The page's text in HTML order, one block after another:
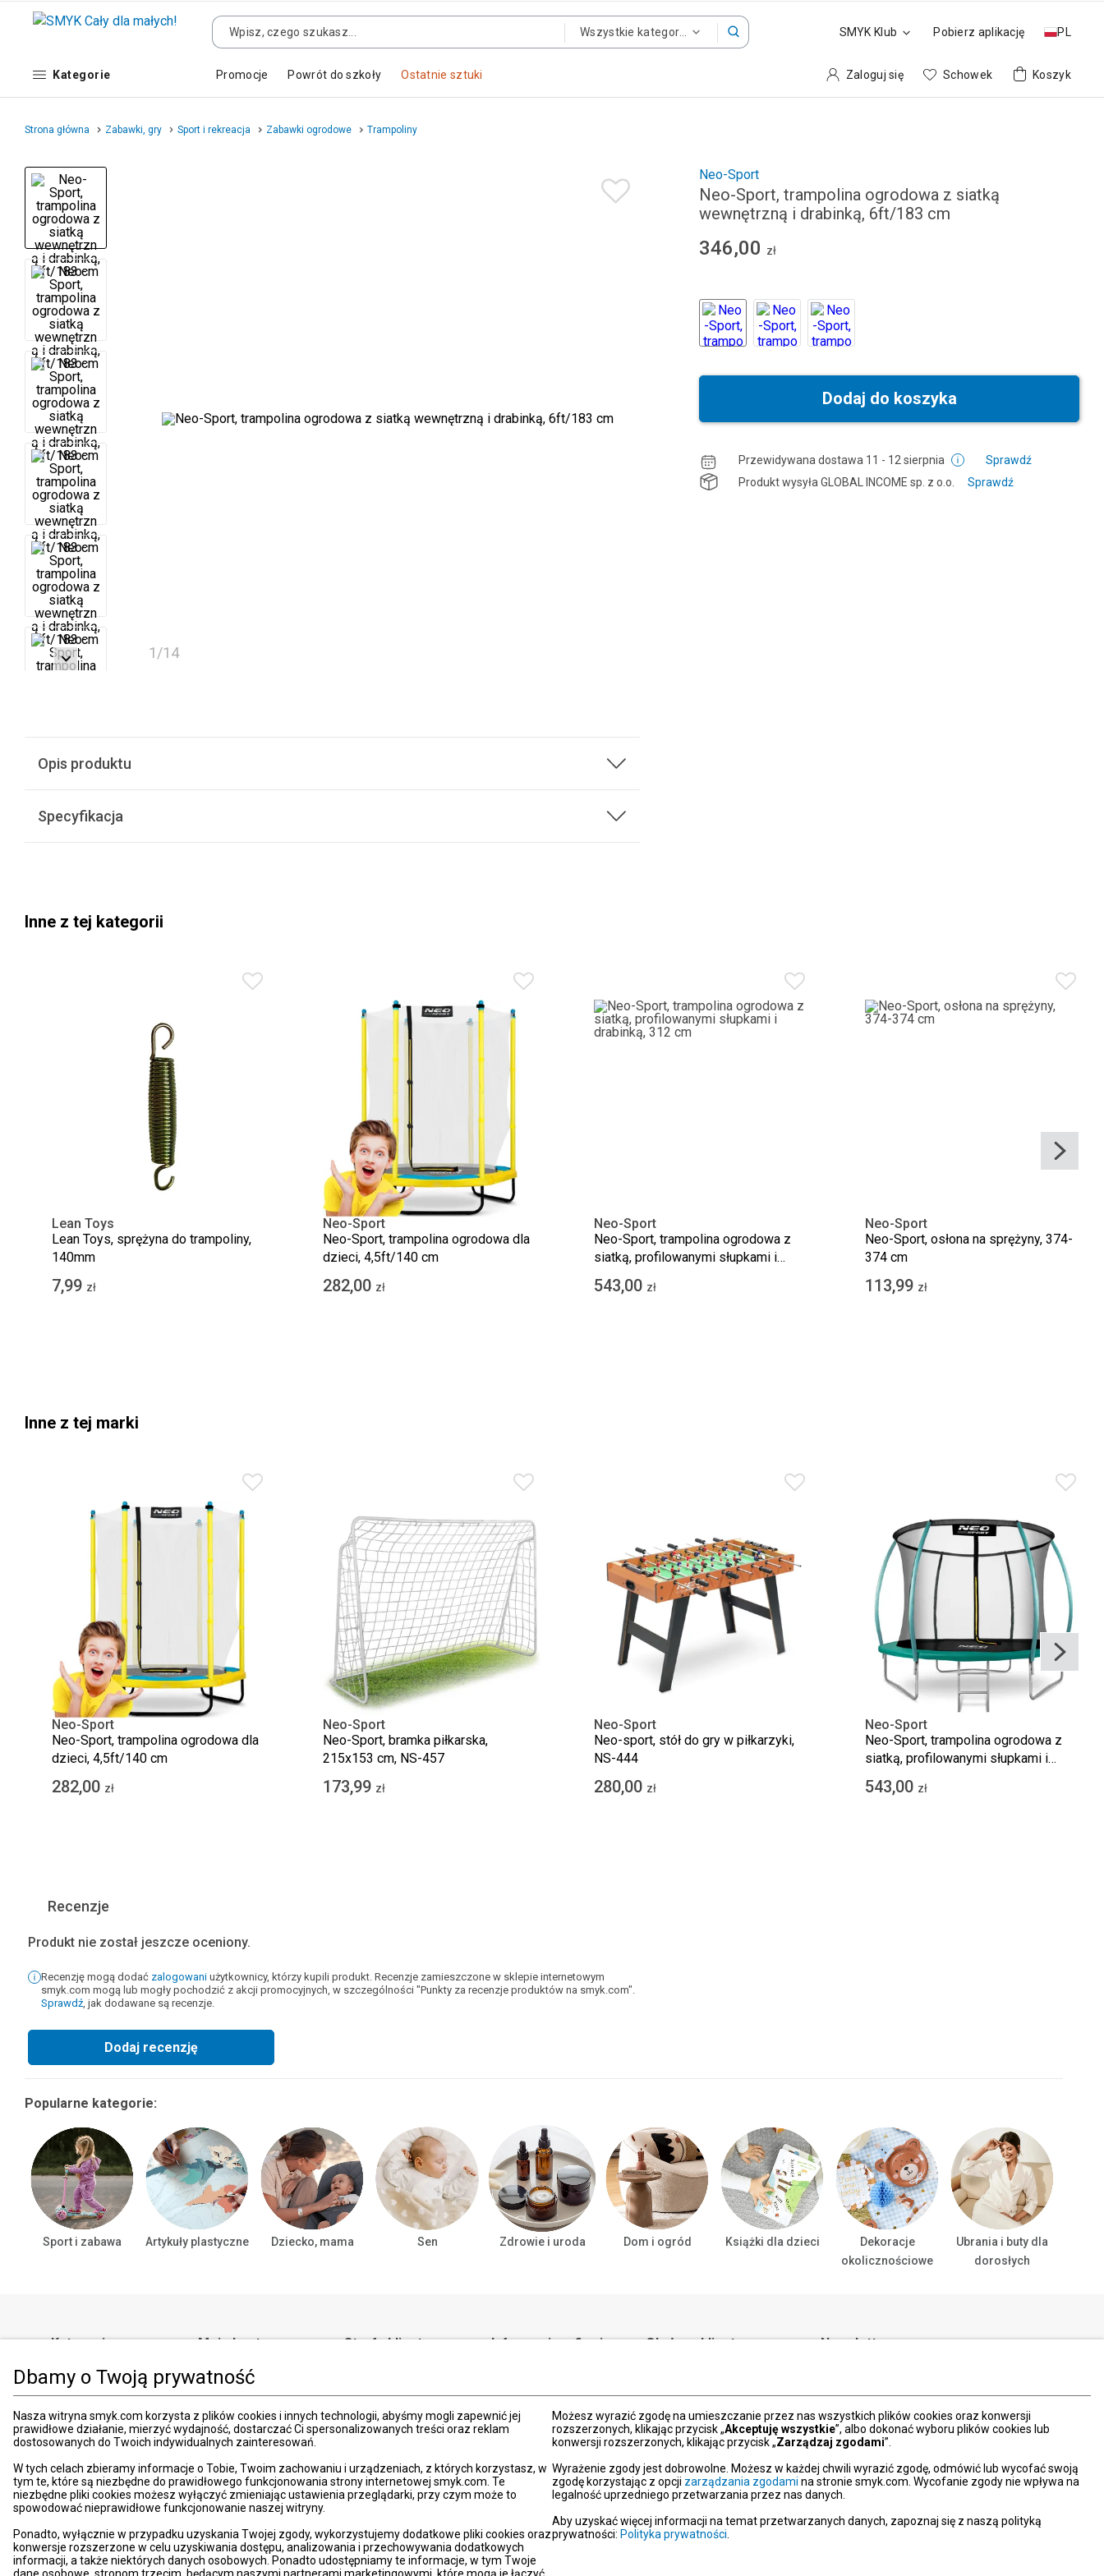
SMYK Klub Pobierz aplikację PL
Kategorie Promocje Powrót do szkoły Ostatnie sztuki
Dbamy o Twoją prywatność
Nasza witryna smyk.com korzysta z plików cookies i innych technologii, abyśmy mogli zapewnić jej
prawidłowe działanie, mierzyć wydajność, dostarczać Ci spersonalizowanych treści oraz reklam
dostosowanych do Twoich indywidualnych zainteresowań.
W tych celach zbieramy informacje o Tobie, Twoim zachowaniu i urządzeniach, z których korzystasz, w
tym te, które są niezbędne do prawidłowego funkcjonowania strony internetowej smyk.com. Te
niezbędne pliki cookies możesz wyłączyć zmieniając ustawienia przeglądarki, przy czym może to
spowodować nieprawidłowe funkcjonowanie naszej witryny.
Ponadto, wyłącznie w przypadku uzyskania Twojej zgody, wykorzystujemy dodatkowe pliki cookies oraz
konwersje rozszerzone w celu uzyskiwania dostępu, analizowania i przechowywania dodatkowych
informacji, a także niektórych danych osobowych. Ponadto udostępniamy te informacje, w tym Twoje
Możesz wyrazić zgodę na umieszczanie przez nas wszystkich plików cookies oraz konwersji
rozszerzonych, klikając przycisk „Akceptuję wszystkie”, albo dokonać wyboru plików cookies lub
konwersji rozszerzonych, klikając przycisk „Zarządzaj zgodami”.
Wyrażenie zgody jest dobrowolne. Możesz w każdej chwili wyrazić zgodę, odmówić lub wycofać swoją
zgodę korzystając z opcji zarządzania zgodami na stronie smyk.com. Wycofanie zgody nie wpływa na
legalność uprzedniego przetwarzania przez nas danych.
Aby uzyskać więcej informacji na temat przetwarzanych danych, zapoznaj się z naszą polityką
prywatności: Polityka prywatności
Zaloguj się Schowek Koszyk
Strona główna Zabawki, gry Sport i rekreacja Zabawki ogrodowe Trampoliny
1/14
Opis produktu
Specyfikacja
Neo-Sport
Neo-Sport, trampolina ogrodowa z siatką
wewnętrzną i drabinką, 6ft/183 cm
346,00 zł
Dodaj do koszyka
Przewidywana dostawa 11 - 12 sierpnia
Sprawdź
Produkt wysyła GLOBAL INCOME sp. z o.o. Sprawdź
Inne z tej kategorii
Lean Toys
Lean Toys, sprężyna do trampoliny,
140mm
7,99 zł
Neo-Sport
Neo-Sport, trampolina ogrodowa dla
dzieci, 4,5ft/140 cm
282,00 zł
Neo-Sport
Neo-Sport, trampolina ogrodowa z
siatką, profilowanymi słupkami i
drabinką, 312 cm
543,00 zł
Neo-Sport
Neo-Sport, osłona na sprężyny, 374-
374 cm
113,99 zł
Inne z tej marki
Neo-Sport
Neo-Sport, trampolina ogrodowa dla
dzieci, 4,5ft/140 cm
282,00 zł
Neo-Sport
Neo-Sport, bramka piłkarska,
215x153 cm, NS-457
173,99 zł
Neo-Sport
Neo-sport, stół do gry w piłkarzyki,
NS-444
280,00 zł
Neo-Sport
Neo-Sport, trampolina ogrodowa z
siatką, profilowanymi słupkami i
drabinką, 312 cm
543,00 zł
Recenzje
Produkt nie został jeszcze oceniony.
Recenzję mogą dodać zalogowani użytkownicy, którzy kupili produkt. Recenzje zamieszczone w sklepie internetowym
smyk.com mogą lub mogły pochodzić z akcji promocyjnych, w szczególności "Punkty za recenzje produktów na smyk.com".
Sprawdź, jak dodawane są recenzje.
Dodaj recenzję
Popularne kategorie:
Sport i zabawa Artykuły plastyczne Dziecko, mama Sen Zdrowie i uroda Dom i ogród Książki dla dzieci
Dekoracje
okolicznościowe
Ubrania i buty dla
dorosłych
Kategorie
Ubrania i buty - dzieci
Ubrania i buty - dorośli
Dziecko, mama
Zabawki i gry
Zdrowie i uroda
Dom i ogród
Porady
Mapa witryny
Moje konto
Profil
Zmiana danych
Schowek
Historia zamówień
Polityka prywatności
Ustawienia prywatności
Strefa klienta
Regulaminy promocji
Regulamin kart
podarunkowych
Zwroty i wymiany
Reklamacje
PayPo
Aplikacja SMYK
Informacje o firmie
Biuro prasowe
Dane firmy
Grupa SMYK
Smyk.ro
Akt o usługach cyfrowych
Deklaracja dostępności
Obsługa klienta
+48 22 448 00 00
Czynne:
pon.-pt.: 08:00-21:00
sob.: 09:00-21:00
ndz.: 10:00-18:00
Newsletter
*Wyrażam zgodę na otrzymywanie od SMYK
sp. z o.o. informacji o produktach i usługach
przez SMYK sp. z o.o., za pośrednictwem
środków komunikacji elektronicznej (e-mail).
W każdej chwili możesz z łatwością cofnąć
więcej